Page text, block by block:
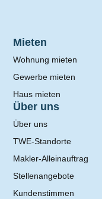
Mieten
Wohnung mieten
Gewerbe mieten
Haus mieten
Über uns
Über uns
TWE-Standorte
Makler-Alleinauftrag
Stellenangebote
Kundenstimmen